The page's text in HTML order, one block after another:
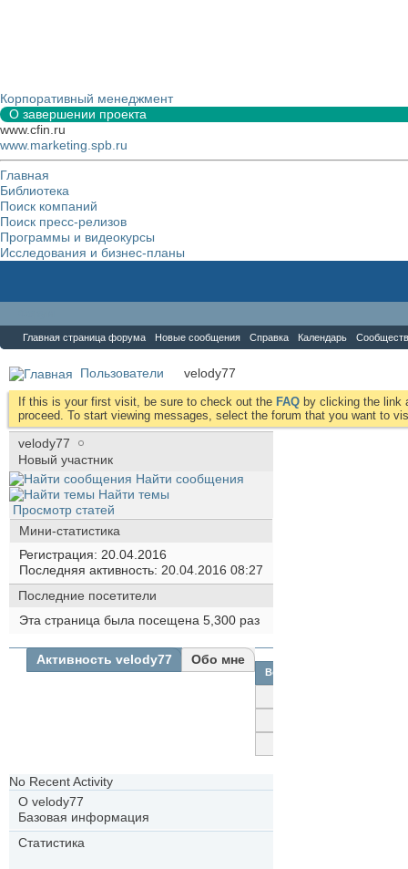
Корпоративный менеджмент
О завершении проекта
www.cfin.ru
www.marketing.spb.ru
Главная
Библиотека
Поиск компаний
Поиск пресс-релизов
Программы и видеокурсы
Исследования и бизнес-планы
Главная страница форума Новые сообщения Справка Календарь
Пользователи velody77
If this is your first visit, be sure to check out the FAQ by clicking the link
proceed. To start viewing messages, select the forum that you want to
velody77
Новый участник
Найти сообщения
Найти темы
Просмотр статей
Мини-статистика
Регистрация 20.04.2016
Последняя активность 20.04.2016 08:27
Последние посетители
Эта страница была посещена 5,300 раз
Активность velody77 Обо мне
Все
No Recent Activity
О velody77
Базовая информация
Статистика